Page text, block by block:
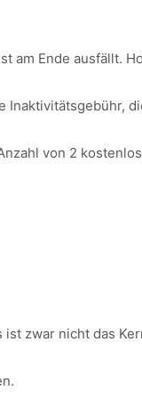
am Ende ausfällt.
Inaktivitätsgebühr,
von 2
ist zwar nicht das